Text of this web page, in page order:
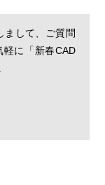
情報保護の重要
扱うよう教育・
ご本人であるこ
間及び範囲で対
まして、ご質問
に「新春CAD